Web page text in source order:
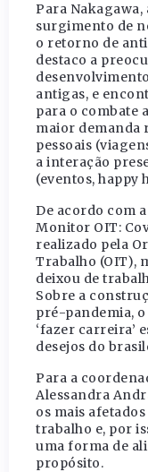
Para
surgimento de
o retorno de
destaco a
antigas, e
para o combate
maior demanda
pessoais
a interação
(eventos, happy
De acordo com
Monitor OIT:
realizado pela
Trabalho (OIT),
deixou de
Sobre a
pré-pandemia,
‘fazer carreira’
desejos do
Para a
Alessandra
os mais
trabalho e, por
uma forma de
propósito.